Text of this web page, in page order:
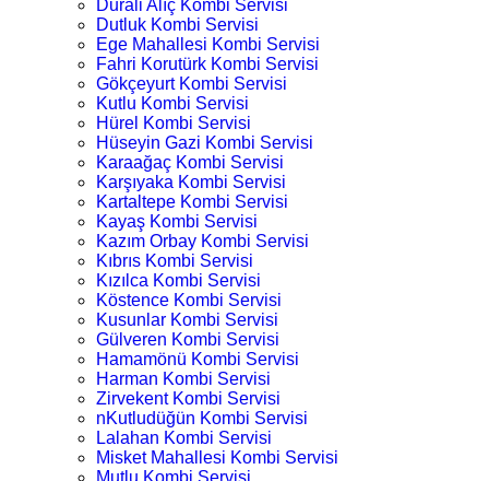
Durali Alıç Kombi Servisi
Dutluk Kombi Servisi
Ege Mahallesi Kombi Servisi
Fahri Korutürk Kombi Servisi
Gökçeyurt Kombi Servisi
Kutlu Kombi Servisi
Hürel Kombi Servisi
Hüseyin Gazi Kombi Servisi
Karaağaç Kombi Servisi
Karşıyaka Kombi Servisi
Kartaltepe Kombi Servisi
Kayaş Kombi Servisi
Kazım Orbay Kombi Servisi
Kıbrıs Kombi Servisi
Kızılca Kombi Servisi
Köstence Kombi Servisi
Kusunlar Kombi Servisi
Gülveren Kombi Servisi
Hamamönü Kombi Servisi
Harman Kombi Servisi
Zirvekent Kombi Servisi
nKutludüğün Kombi Servisi
Lalahan Kombi Servisi
Misket Mahallesi Kombi Servisi
Mutlu Kombi Servisi